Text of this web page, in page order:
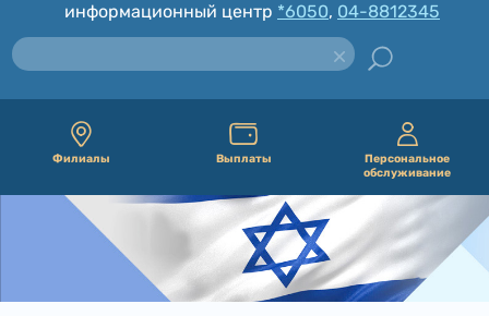
информационный центр *6050, 04-8812345
Филиалы Выплаты
Персональное
обслуживание